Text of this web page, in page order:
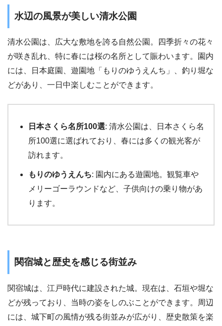
水辺の風景が美しい清水公園
清水公園は、広大な敷地を誇る自然公園。四季折々の花々
が咲き乱れ、特に春には桜の名所として賑わいます。園内
には、日本庭園、遊園地「もりのゆうえんち」、釣り堀な
どがあり、一日中楽しむことができます。
日本さくら名所100選: 清水公園は、日本さくら名
所100選に選ばれており、春には多くの観光客が
訪れます。
もりのゆうえんち: 園内にある遊園地。観覧車や
メリーゴーラウンドなど、子供向けの乗り物があ
ります。
関宿城と歴史を感じる街並み
関宿城は、江戸時代に建設された城。現在は、石垣や堀な
どが残っており、当時の姿をしのぶことができます。周辺
には、城下町の風情が残る街並みが広がり、歴史散策を楽